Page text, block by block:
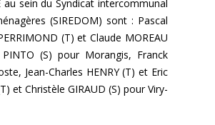
au sein du Syndicat intercommunal
(SIREDOM) sont : Pascal
(T) et Claude MOREAU
(S) pour Morangis, Franck
Jean-Charles HENRY (T) et Eric
et Christèle GIRAUD (S) pour Viry-